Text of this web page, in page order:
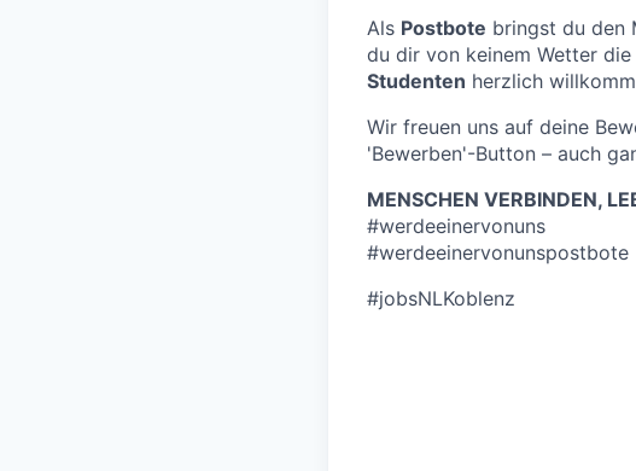
Als Postbote bringst du den
du dir von keinem Wetter
Studenten herzlich
Wir freuen uns auf deine
'Bewerben'-Button – auch
MENSCHEN VERBINDEN,
#werdeeinervonuns
#werdeeinervonunspostbote
#jobsNLKoblenz